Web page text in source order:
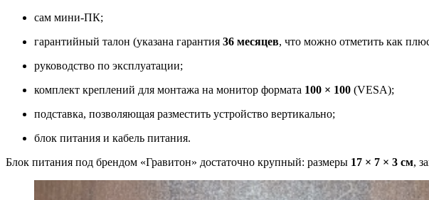
сам мини‑ПК;
гарантийный талон (указана гарантия 36 месяцев, что можно отметить как
руководство по эксплуатации;
комплект креплений для монтажа на монитор формата 100 × 100 (VESA);
подставка, позволяющая разместить устройство вертикально;
блок питания и кабель питания.
Блок питания под брендом «Гравитон» достаточно крупный: размеры 17 × 7 × 3 см,